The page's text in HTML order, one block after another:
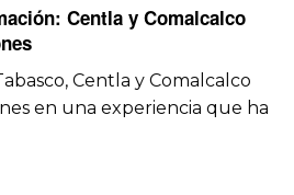
Centla y Comalcalco
Centla y Comalcalco
en una experiencia que ha